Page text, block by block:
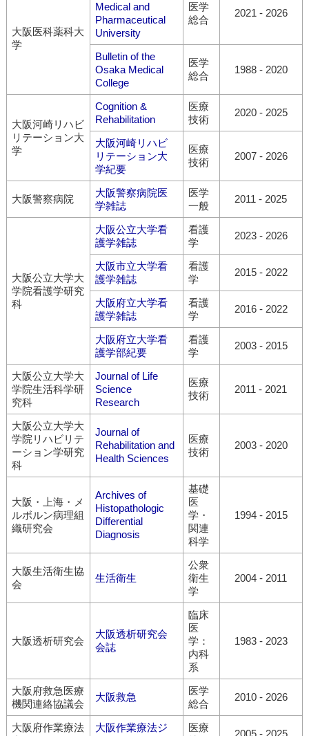
大阪医科薬科大
学
Medical and
Pharmaceutical
University
医学
総合
2021 - 2026
Bulletin of the
Osaka Medical
College
医学
総合
1988- 2020
大阪河崎リハビ
リテーション大
学
Cognition &
Rehabilitation
医療
技術
2020- 2025
大阪河崎リハビ
リテーション大
学紀要
医療
技術
2007- 2026
大阪警察病院
大阪警察病院医
学雑誌
医学
一般
2011 - 2025
大阪公立大学大
学院看護学研究
科
大阪公立大学看
護学雑誌
看護
学
2023- 2026
大阪市立大学看
護学雑誌
看護
学
2015- 2022
大阪府立大学看
護学雑誌
看護
学
2016- 2022
大阪府立大学看
護学部紀要
看護
学
2003- 2015
大阪公立大学大
学院生活科学研
究科
Journal of Life
Science
Research
医療
技術
2011 - 2021
大阪公立大学大
学院リハビリテ
ーション学研究
科
Journal of
Rehabilitation and
Health Sciences
医療
技術
2003- 2020
大阪・上海・メ
ルボルン病理組
織研究会
Archives of
Histopathologic
Differential
Diagnosis
基礎
医
学・
関連
科学
1994- 2015
大阪生活衛生協
会
生活衛生
公衆
衛生
学
2004 - 2011
大阪透析研究会
大阪透析研究会
会誌
臨床
医
学：
内科
系
1983- 2023
大阪府救急医療
機関連絡協議会
大阪救急
医学
総合
2010- 2026
大阪府作業療法
大阪作業療法ジ
医療
2005- 2025